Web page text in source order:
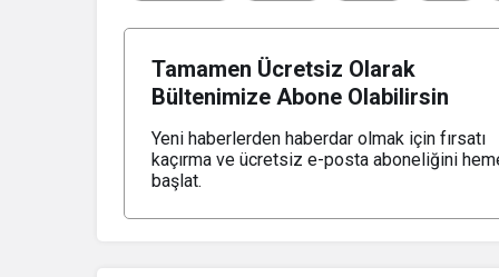
Tamamen Ücretsiz Olarak
Bültenimize Abone Olabilirsin
Yeni haberlerden haberdar olmak için fırsatı
kaçırma ve ücretsiz e-posta aboneliğini
başlat.